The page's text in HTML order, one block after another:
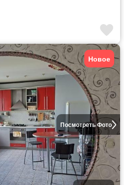
Посмотреть Фото
Новое